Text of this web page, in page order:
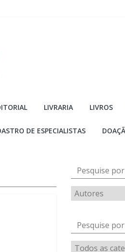
LIVRARIA LIVROS
DE ESPECIALISTAS
Pesquise
Pesquise